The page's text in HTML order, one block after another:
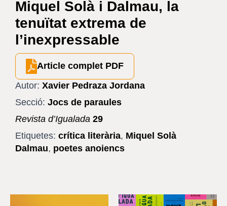
Miquel Solà i Dalmau, la
tenuïtat extrema de
l’inexpressable
Article complet PDF
Autor: Xavier Pedraza Jordana
Secció: Jocs de paraules
Revista d’Igualada 29
Etiquetes: crítica literària, Miquel Solà
Dalmau, poetes anoiencs